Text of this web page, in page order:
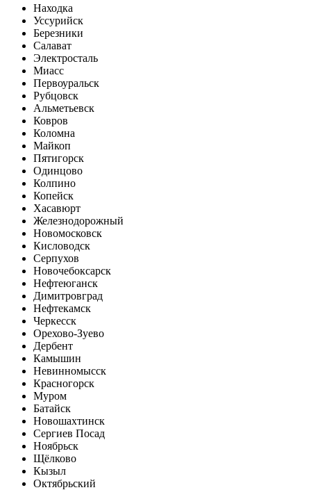
Находка
Уссурийск
Березники
Салават
Электросталь
Миасс
Первоуральск
Рубцовск
Альметьевск
Ковров
Коломна
Майкоп
Пятигорск
Одинцово
Колпино
Копейск
Хасавюрт
Железнодорожный
Новомосковск
Кисловодск
Серпухов
Новочебоксарск
Нефтеюганск
Димитровград
Нефтекамск
Черкесск
Орехово-Зуево
Дербент
Камышин
Невинномысск
Красногорск
Муром
Батайск
Новошахтинск
Сергиев Посад
Ноябрьск
Щёлково
Кызыл
Октябрьский